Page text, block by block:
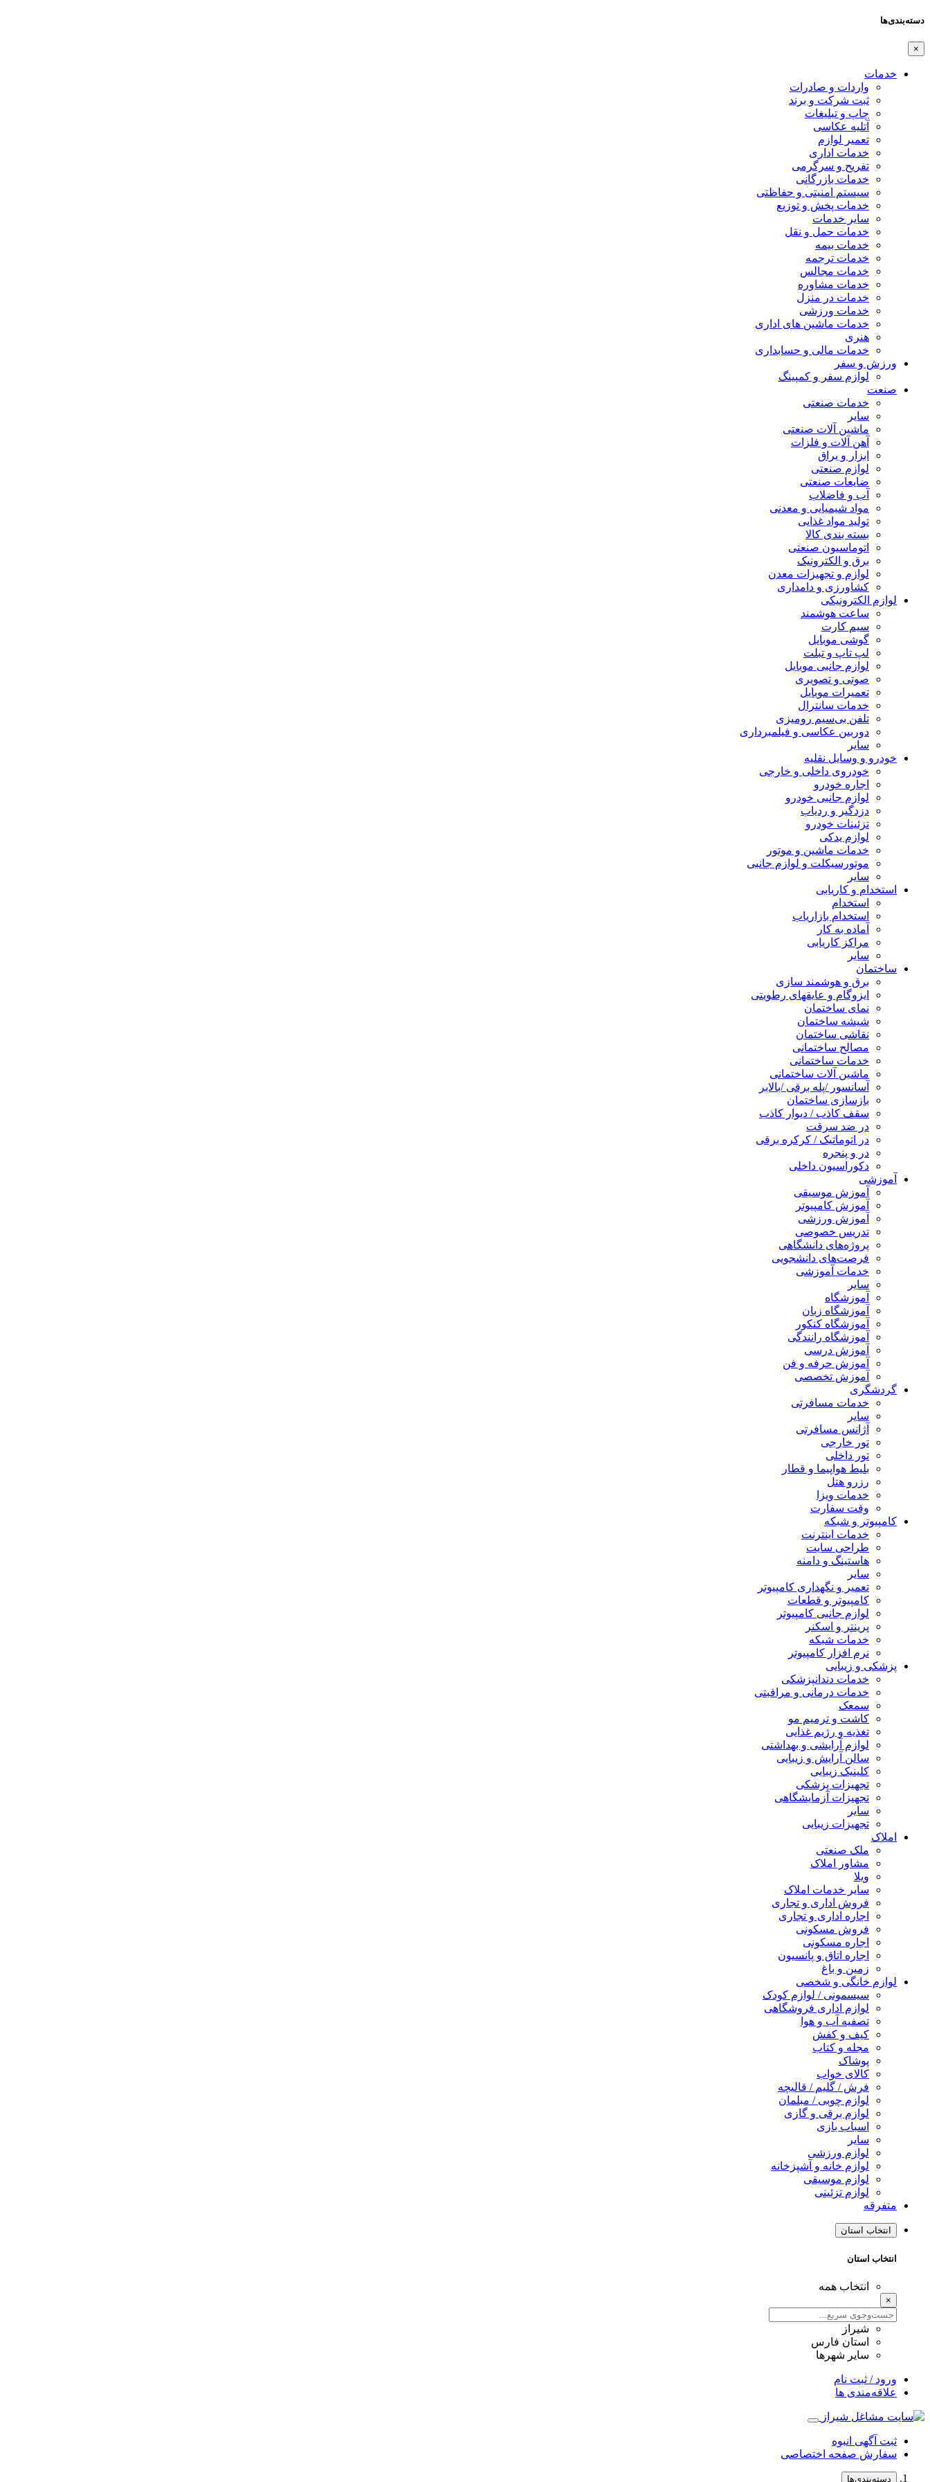
دسته‌بندی‌ها
×
خدمات
واردات و صادرات
ثبت شرکت و برند
چاپ و تبلیغات
آتلیه عکاسی
تعمیر لوازم
خدمات اداری
تفریح و سرگرمی
خدمات بازرگانی
سیستم امنیتی و حفاظتی
خدمات پخش و توزیع
سایر خدمات
خدمات حمل و نقل
خدمات بیمه
خدمات ترجمه
خدمات مجالس
خدمات مشاوره
خدمات در منزل
خدمات ورزشی
خدمات ماشین های اداری
هنری
خدمات مالی و حسابداری
ورزش و سفر
لوازم سفر و کمپینگ
صنعت
خدمات صنعتی
سایر
ماشین آلات صنعتی
آهن آلات و فلزات
ابزار و یراق
لوازم صنعتی
ضایعات صنعتی
آب و فاضلاب
مواد شیمیایی و معدنی
تولید مواد غذایی
بسته بندی کالا
اتوماسیون صنعتی
برق و الکترونیک
لوازم و تجهیزات معدن
کشاورزی و دامداری
لوازم الکترونیکی
ساعت هوشمند
سیم کارت
گوشی موبایل
لپ تاپ و تبلت
لوازم جانبی موبایل
صوتی و تصویری
تعمیرات موبایل
خدمات سانترال
تلفن بی‌سیم رومیزی
دوربین عکاسی و فیلمبرداری
سایر
خودرو و وسایل نقلیه
خودروی داخلی و خارجی
اجاره خودرو
لوازم جانبی خودرو
دزدگیر و ردیاب
تزئینات خودرو
لوازم یدکی
خدمات ماشین و موتور
موتورسیکلت و لوازم جانبی
سایر
استخدام و کاریابی
استخدام
استخدام بازاریاب
آماده به کار
مراکز کاریابی
سایر
ساختمان
برق و هوشمند سازی
ایزوگام و عایقهای رطوبتی
نمای ساختمان
شیشه ساختمان
نقاشی ساختمان
مصالح ساختمانی
خدمات ساختمانی
ماشین آلات ساختمانی
آسانسور /پله برقی /بالابر
بازسازی ساختمان
سقف کاذب / دیوار کاذب
در ضد سرقت
در اتوماتیک / کرکره برقی
در و پنجره
دکوراسیون داخلی
آموزشی
آموزش موسیقی
آموزش کامپیوتر
آموزش ورزشی
تدریس خصوصی
پروژه‌های دانشگاهی
فرصت‌های دانشجویی
خدمات آموزشی
سایر
آموزشگاه
آموزشگاه زبان
آموزشگاه کنکور
آموزشگاه رانندگی
آموزش درسی
آموزش حرفه و فن
آموزش تخصصی
گردشگری
خدمات مسافرتی
سایر
آژانس مسافرتی
تور خارجی
تور داخلی
بلیط هواپیما و قطار
رزرو هتل
خدمات ویزا
وقت سفارت
کامپیوتر و شبکه
خدمات اینترنت
طراحی سایت
هاستینگ و دامنه
سایر
تعمیر و نگهداری کامپیوتر
کامپیوتر و قطعات
لوازم جانبی کامپیوتر
پرینتر و اسکنر
خدمات شبکه
نرم افزار کامپیوتر
پزشکی و زیبایی
خدمات دندانپزشکی
خدمات درمانی و مراقبتی
سمعک
کاشت و ترمیم مو
تغذیه و رژیم غذایی
لوازم آرایشی و بهداشتی
سالن آرایش و زیبایی
کلینیک زیبایی
تجهیزات پزشکی
تجهیزات آزمایشگاهی
سایر
تجهیزات زیبایی
املاک
ملک صنعتی
مشاور املاک
ویلا
سایر خدمات املاک
فروش اداری و تجاری
اجاره اداری و تجاری
فروش مسکونی
اجاره مسکونی
اجاره اتاق و پانسیون
زمین و باغ
لوازم خانگی و شخصی
سیسمونی / لوازم کودک
لوازم اداری فروشگاهی
تصفیه آب و هوا
کیف و کفش
مجله و کتاب
پوشاک
کالای خواب
فرش / گلیم / قالیچه
لوازم چوبی / مبلمان
لوازم برقی و گازی
اسباب بازی
سایر
لوازم ورزشی
لوازم خانه و آشپزخانه
لوازم موسیقی
لوازم تزئینی
متفرقه
انتخاب استان
انتخاب استان
انتخاب همه
×
شیراز
استان فارس
سایر شهرها
ورود / ثبت نام
علاقه‌مندی ها
ثبت آگهی انبوه
سفارش صفحه اختصاصی
دسته‌بندی‌ها